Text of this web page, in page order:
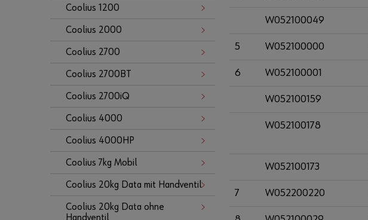
Coolius 1200
Coolius 2000
Coolius 2700
Coolius 2700BT
Coolius 2700iQ
Coolius 4000
Coolius 4000HP
Coolius 7kg Mobil
Coolius 20kg Data mit Handventil
Coolius 20kg Data ohne
Handventil
W052100049
5 W052100000
6 W052100001
W052100159
W052100178
W052100173
7 W052200220